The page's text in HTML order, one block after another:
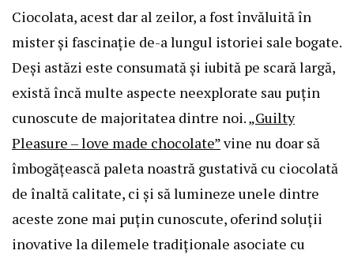
Ciocolata, acest dar al zeilor, a fost învăluită în
mister și fascinație de-a lungul istoriei sale bogate.
Deși astăzi este consumată și iubită pe scară largă,
există încă multe aspecte neexplorate sau puțin
cunoscute de majoritatea dintre noi.„Guilty
Pleasure – love made chocolate”vine nu doar să
îmbogățească paleta noastră gustativă cu ciocolată
de înaltă calitate, ci și să lumineze unele dintre
aceste zone mai puțin cunoscute, oferind soluții
inovative la dilemele tradiționale asociate cu